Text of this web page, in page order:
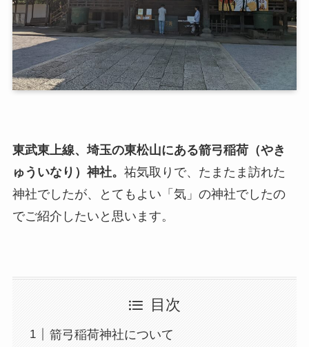
東武東上線、埼玉の東松山にある箭弓稲荷（やき
ゅういなり）神社。 祐気取りで、たまたま訪れた
神社でしたが、とてもよい「気」の神社でしたの
でご紹介したいと思います。
目次
箭弓稲荷神社について